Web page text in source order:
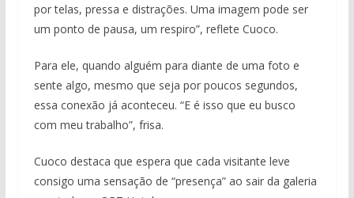
por telas, pressa e distrações. Uma imagem pode ser
um ponto de pausa, um respiro”, reflete Cuoco.
Para ele, quando alguém para diante de uma foto e
sente algo, mesmo que seja por poucos segundos,
essa conexão já aconteceu. “E é isso que eu busco
com meu trabalho”, frisa.
Cuoco destaca que espera que cada visitante leve
consigo uma sensação de “presença” ao sair da galeria